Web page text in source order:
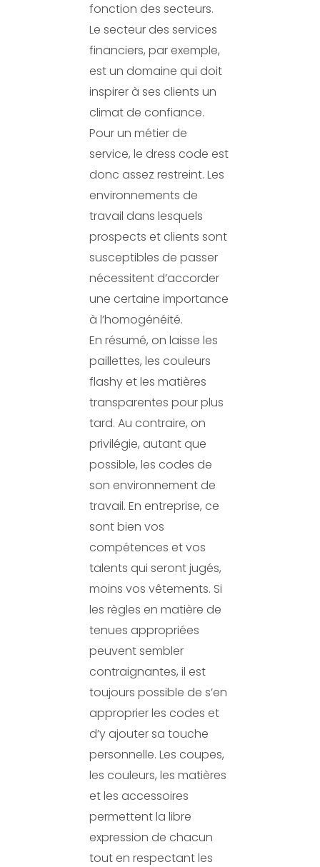
fonction des secteurs.
Le secteur des services
financiers, par exemple,
est un domaine qui doit
inspirer à ses clients un
climat de confiance.
Pour un métier de
service, le dress code est
donc assez restreint. Les
environnements de
travail dans lesquels
prospects et clients sont
susceptibles de passer
nécessitent d’accorder
une certaine importance
à l’homogénéité.
En résumé, on laisse les
paillettes, les couleurs
flashy et les matières
transparentes pour plus
tard. Au contraire, on
privilégie, autant que
possible, les codes de
son environnement de
travail. En entreprise, ce
sont bien vos
compétences et vos
talents qui seront jugés,
moins vos vêtements. Si
les règles en matière de
tenues appropriées
peuvent sembler
contraignantes, il est
toujours possible de s’en
approprier les codes et
d’y ajouter sa touche
personnelle. Les coupes,
les couleurs, les matières
et les accessoires
permettent la libre
expression de chacun
tout en respectant les